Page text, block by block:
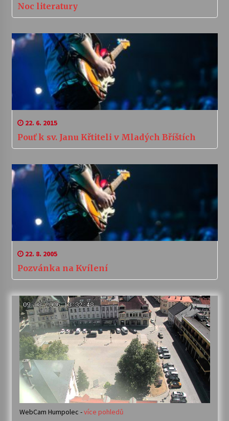
Noc literatury
22. 6. 2015
Pouť k sv. Janu Křtiteli v Mladých Bříštích
22. 8. 2005
Pozvánka na Kvílení
WebCam Humpolec -více pohledů